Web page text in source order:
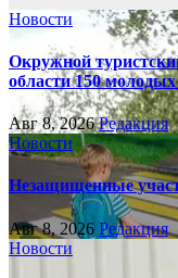
Новости
Окружной
области 150
Авг 8, 2026Редакция
Новости
Незащищенные
Авг 8, 2026 Редакция
Новости